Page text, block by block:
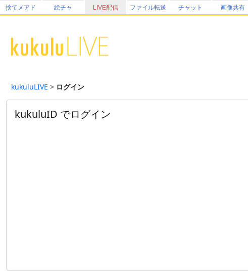
捨てメアド 絵チャ LIVE配信 ファイル転送 チャット 画像共有
kukuluLIVE > ログイン
kukuluID でログイン